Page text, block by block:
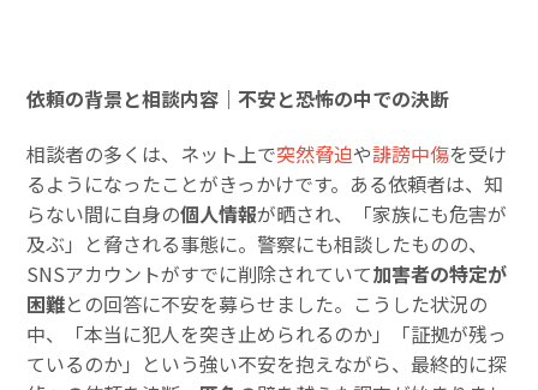
依頼の背景と相談内容｜不安と恐怖の中での決断
相談者の多くは、ネット上で突然脅迫や誹謗中傷を受け
るようになったことがきっかけです。ある依頼者は、知
らない間に自身の個人情報が晒され、「家族にも危害が
及ぶ」と脅される事態に。警察にも相談したものの、
SNSアカウントがすでに削除されていて加害者の特定が
困難との回答に不安を募らせました。こうした状況の
中、「本当に犯人を突き止められるのか」「証拠が残っ
ているのか」という強い不安を抱えながら、最終的に探